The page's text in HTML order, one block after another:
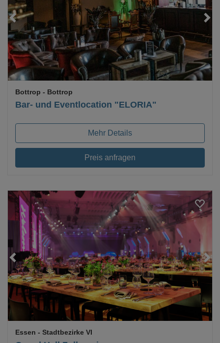
Bar- und Eventlocation "ELORIA"
Bottrop - Bottrop
Mehr Details
Preis anfragen
Essen - Stadtbezirke VI